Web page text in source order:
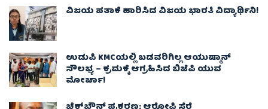
ವಿಜಯ ಪತಾಕೆ ಹಾರಿಸಿದ ವಿಜಯ ಭಾರತಿ ವಿದ್ಯಾರ್ಥಿನಿ!
ಉಡುಪಿ KMCಯಲ್ಲಿ ಬಡವರಿಗಿಲ್ಲ ಆಯುಷ್ಮಾನ್
ಸೌಲಭ್ಯ – ಕ್ರಮಕ್ಕೆ ಆಗ್ರಹಿಸಿದ ಬಿಜೆಪಿ ಯುವ
ಮೋರ್ಚಾ!